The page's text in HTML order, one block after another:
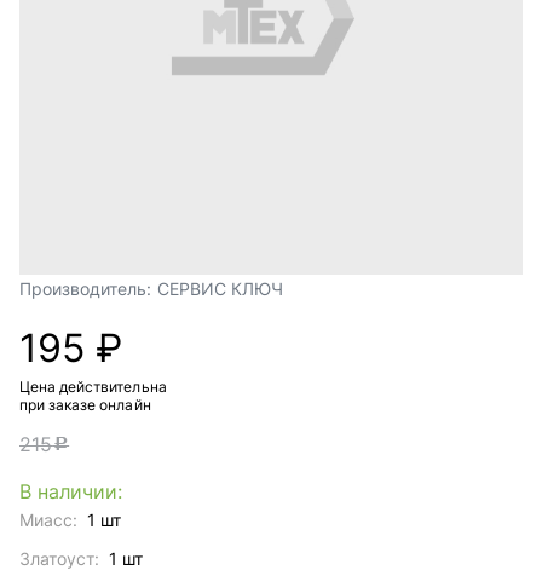
Производитель: СЕРВИС КЛЮЧ
195 ₽
Цена действительна
при заказе онлайн
215c
В наличии:
Миасс: 1 шт
Златоуст: 1 шт